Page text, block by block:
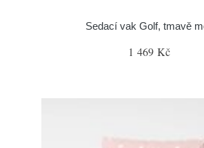
Sedací vak Golf, tmavě
1 469 Kč